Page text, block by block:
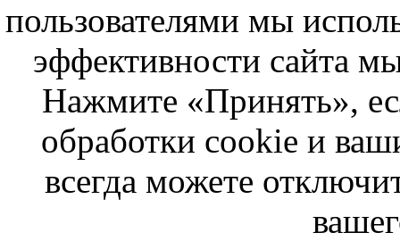
пользователями мы
эффективности сайта
Нажмите «Принять»,
обработки cookie и
всегда можете